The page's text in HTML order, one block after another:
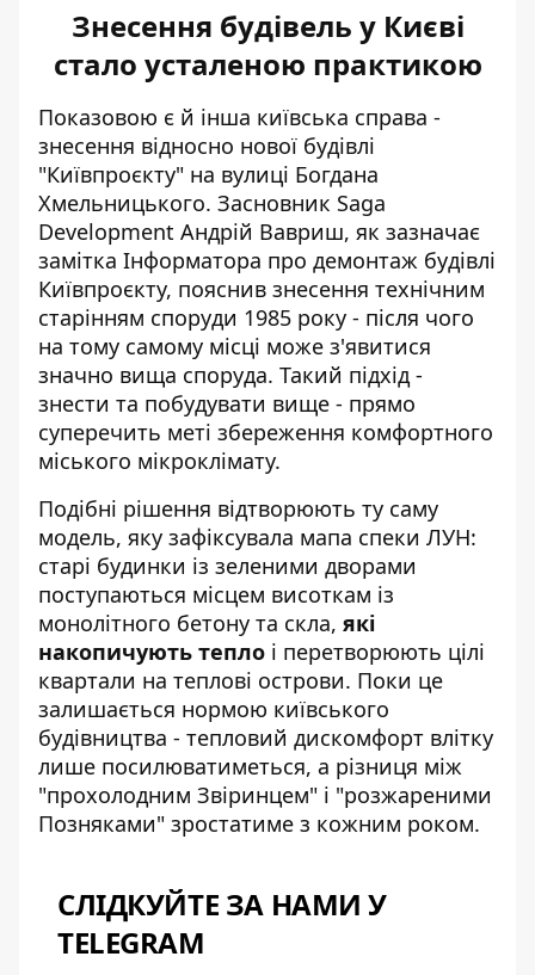
Знесення будівель у Києві
стало усталеною практикою
Показовою є й інша київська справа -
знесення відносно нової будівлі
"Київпроєкту" на вулиці Богдана
Хмельницького. Засновник Saga
Development Андрій Вавриш, як зазначає
замітка Інформатора про демонтаж будівлі
Київпроєкту, пояснив знесення технічним
старінням споруди 1985 року - після чого
на тому самому місці може з'явитися
значно вища споруда. Такий підхід -
знести та побудувати вище - прямо
суперечить меті збереження комфортного
міського мікроклімату.
Подібні рішення відтворюють ту саму
модель, яку зафіксувала мапа спеки ЛУН:
старі будинки із зеленими дворами
поступаються місцем висоткам із
монолітного бетону та скла, які
накопичують тепло і перетворюють цілі
квартали на теплові острови. Поки це
залишається нормою київського
будівництва - тепловий дискомфорт влітку
лише посилюватиметься, а різниця між
"прохолодним Звіринцем" і "розжареними
Позняками" зростатиме з кожним роком.
СЛІДКУЙТЕ ЗА НАМИ У
TELEGRAM